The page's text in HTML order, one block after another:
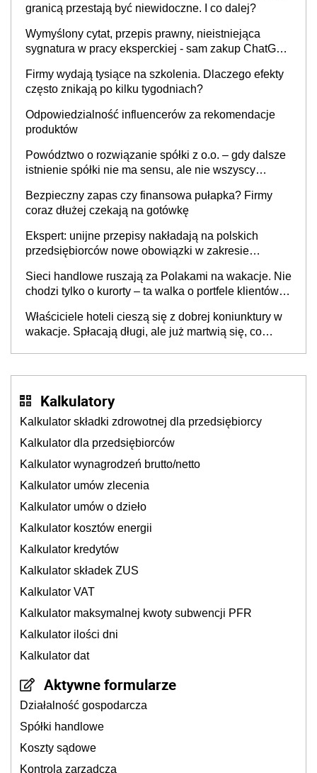
granicą przestają być niewidoczne. I co dalej?
Wymyślony cytat, przepis prawny, nieistniejąca
sygnatura w pracy eksperckiej - sam zakup ChatGPT
Firmy wydają tysiące na szkolenia. Dlaczego efekty
często znikają po kilku tygodniach?
Odpowiedzialność influencerów za rekomendacje
produktów
Powództwo o rozwiązanie spółki z o.o. – gdy dalsze
istnienie spółki nie ma sensu, ale nie wszyscy
Bezpieczny zapas czy finansowa pułapka? Firmy
coraz dłużej czekają na gotówkę
Ekspert: unijne przepisy nakładają na polskich
przedsiębiorców nowe obowiązki w zakresie
Sieci handlowe ruszają za Polakami na wakacje. Nie
chodzi tylko o kurorty – ta walka o portfele klientów
cichu
Właściciele hoteli cieszą się z dobrej koniunktury w
wakacje. Spłacają długi, ale już martwią się, co
Kalkulatory
Kalkulator składki zdrowotnej dla przedsiębiorcy
Kalkulator dla przedsiębiorców
Kalkulator wynagrodzeń brutto/netto
Kalkulator umów zlecenia
Kalkulator umów o dzieło
Kalkulator kosztów energii
Kalkulator kredytów
Kalkulator składek ZUS
Kalkulator VAT
Kalkulator maksymalnej kwoty subwencji PFR
Kalkulator ilości dni
Kalkulator dat
Aktywne formularze
Działalność gospodarcza
Spółki handlowe
Koszty sądowe
Kontrola zarządcza